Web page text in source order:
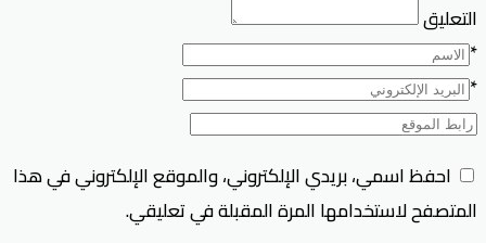
التعليق
*
*
احفظ اسمي، بريدي الإلكتروني، والموقع الإلكتروني في هذا
المتصفح لاستخدامها المرة المقبلة في تعليقي.